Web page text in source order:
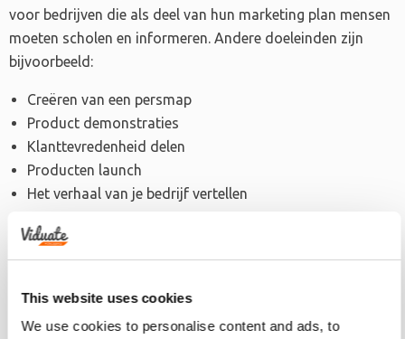
This website uses cookies
We use cookies to personalise content and ads, to
voor bedrijven die als deel van hun marketing plan mensen
moeten scholen en informeren. Andere doeleinden zijn
bijvoorbeeld:
Creëren van een persmap
Product demonstraties
Klanttevredenheid delen
Producten launch
Het verhaal van je bedrijf vertellen
Er is een goede reden om video brochures te overwegen als
zich zekerder voelt in hun beslissing over een aankoop na
het kijken van video’s over de producten. Video brochures